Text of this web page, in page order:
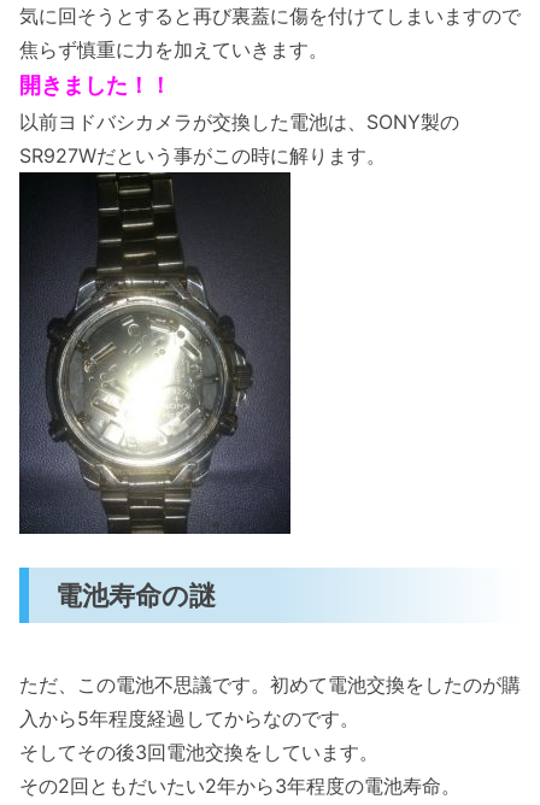
気に回そうとすると再び裏蓋に傷を付けてしまいますので
焦らず慎重に力を加えていきます。
開きました！！
以前ヨドバシカメラが交換した電池は、SONY製の
SR927Wだという事がこの時に解ります。
電池寿命の謎
ただ、この電池不思議です。初めて電池交換をしたのが購
入から5年程度経過してからなのです。
そしてその後3回電池交換をしています。
その2回ともだいたい2年から3年程度の電池寿命。